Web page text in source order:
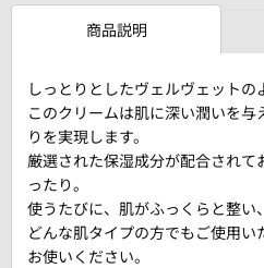
商品説明
しっとりとしたヴェルヴェットの
このクリームは肌に深い潤いを
りを実現します。
厳選された保湿成分が配合され
ったり。
使うたびに、肌がふっくらと整い
どんな肌タイプの方でもご使用
お使いください。